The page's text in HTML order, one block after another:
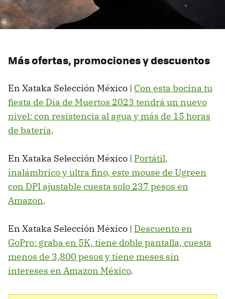
Más ofertas, promociones y descuentos
En Xataka Selección México | Con esta bocina tu
fiesta de Día de Muertos 2023 tendrá un nuevo
nivel: con resistencia al agua y más de 15 horas
de batería.
En Xataka Selección México | Portátil,
inalámbrico y ultra fino, este mouse de Ugreen
con DPI ajustable cuesta solo 237 pesos en
Amazon.
En Xataka Selección México | Descuento en
GoPro: graba en 5K, tiene doble pantalla, cuesta
menos de 3,800 pesos y tiene meses sin
intereses en Amazon México.